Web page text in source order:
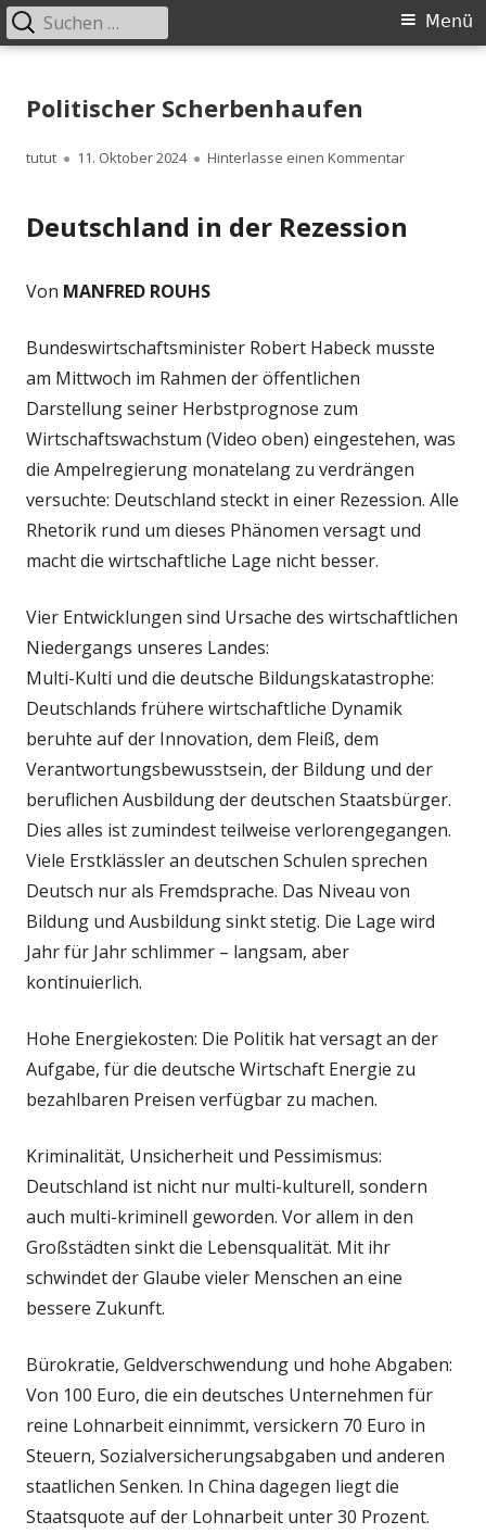
zum
Primäres
Menü
Suchen
nach:
Politischer Scherbenhaufen
Autor
tutut
Veröffentlicht
11. Oktober 2024 Hinterlasse einen Kommentarzu
Deutschland in der Rezession
Von MANFRED ROUHS
Bundeswirtschaftsminister Robert Habeck musste
am Mittwoch im Rahmen der öffentlichen
Darstellung seiner Herbstprognose zum
Wirtschaftswachstum (Video oben) eingestehen, was
die Ampelregierung monatelang zu verdrängen
versuchte: Deutschland steckt in einer Rezession. Alle
Rhetorik rund um dieses Phänomen versagt und
macht die wirtschaftliche Lage nicht besser.
Vier Entwicklungen sind Ursache des wirtschaftlichen
Niedergangs unseres Landes:
Multi-Kulti und die deutsche Bildungskatastrophe:
Deutschlands frühere wirtschaftliche Dynamik
beruhte auf der Innovation, dem Fleiß, dem
Verantwortungsbewusstsein, der Bildung und der
beruflichen Ausbildung der deutschen Staatsbürger.
Dies alles ist zumindest teilweise verlorengegangen.
Viele Erstklässler an deutschen Schulen sprechen
Deutsch nur als Fremdsprache. Das Niveau von
Bildung und Ausbildung sinkt stetig. Die Lage wird
Jahr für Jahr schlimmer – langsam, aber
kontinuierlich.
Hohe Energiekosten: Die Politik hat versagt an der
Aufgabe, für die deutsche Wirtschaft Energie zu
bezahlbaren Preisen verfügbar zu machen.
Kriminalität, Unsicherheit und Pessimismus:
Deutschland ist nicht nur multi-kulturell, sondern
auch multi-kriminell geworden. Vor allem in den
Großstädten sinkt die Lebensqualität. Mit ihr
schwindet der Glaube vieler Menschen an eine
bessere Zukunft.
Bürokratie, Geldverschwendung und hohe Abgaben:
Von 100 Euro, die ein deutsches Unternehmen für
reine Lohnarbeit einnimmt, versickern 70 Euro in
Steuern, Sozialversicherungsabgaben und anderen
staatlichen Senken. In China dagegen liegt die
Staatsquote auf der Lohnarbeit unter 30 Prozent.